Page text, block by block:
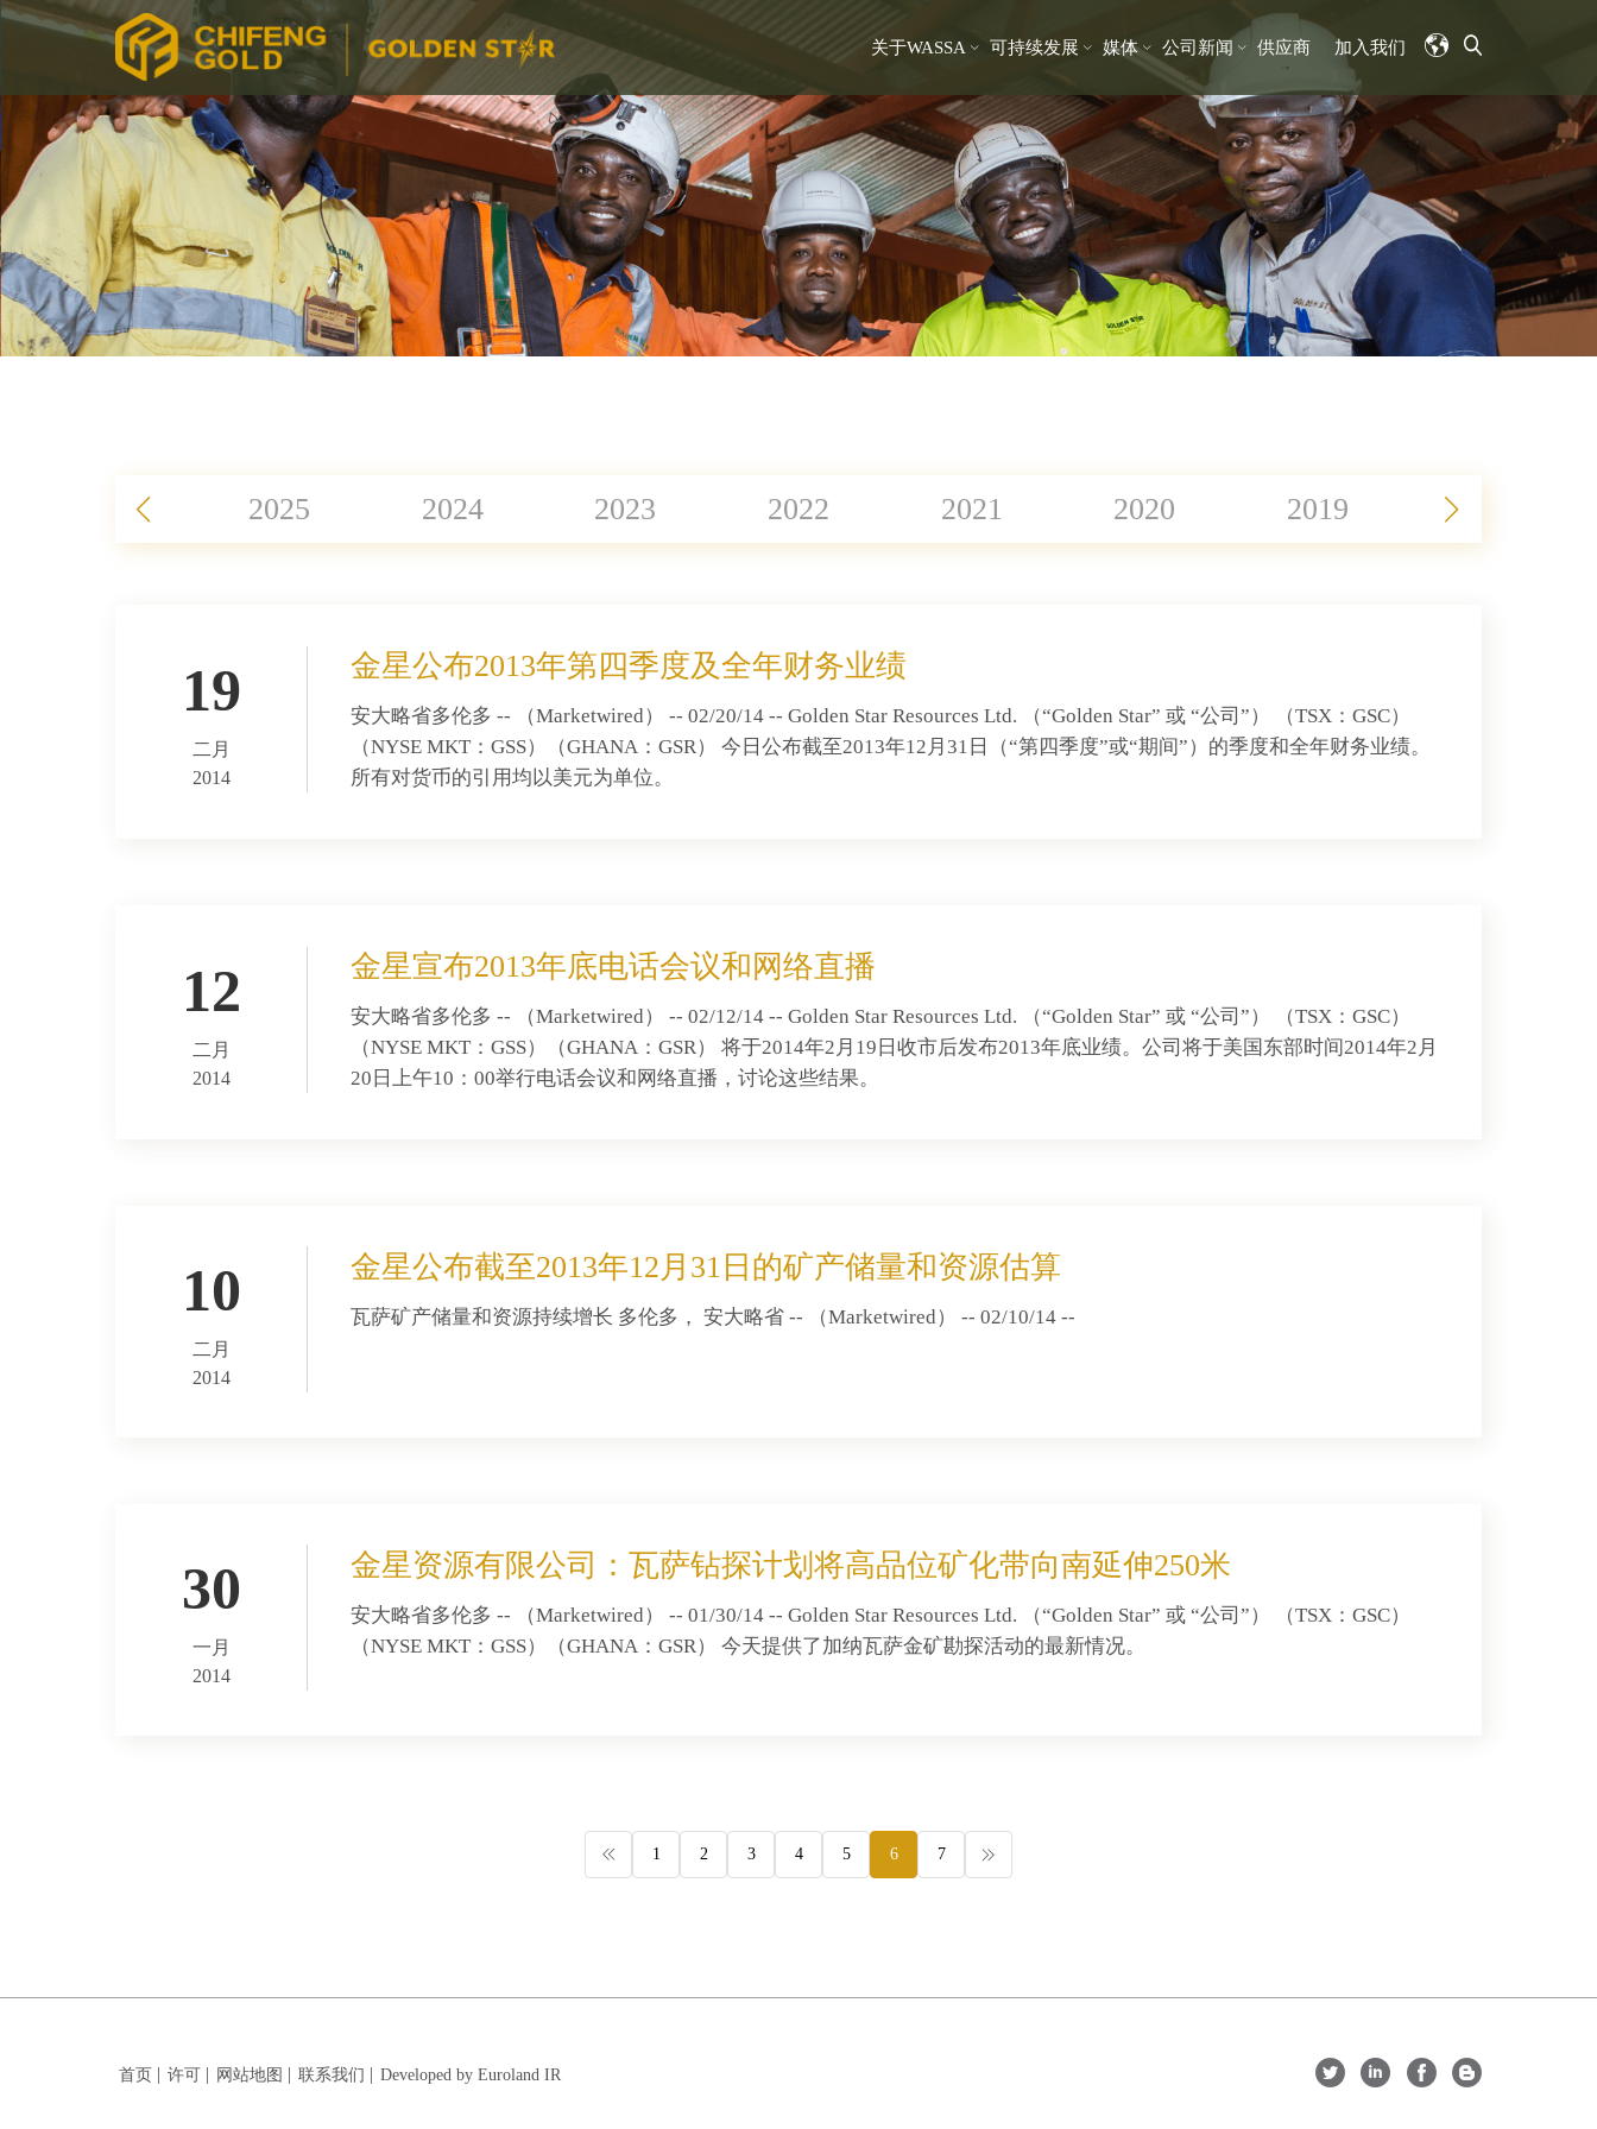
关于WASSA 可持续发展 媒体 公司新闻 供应商 加入我们
2025 2024 2023 2022 2021 2020 2019
19
二月
2014
金星公布2013年第四季度及全年财务业绩
安大略省多伦多 -- （Marketwired） -- 02/20/14 -- Golden Star Resources Ltd. （“Golden Star” 或 “公司”） （TSX：GSC）
（NYSE MKT：GSS）（GHANA：GSR） 今日公布截至2013年12月31日（“第四季度”或“期间”）的季度和全年财务业绩。
所有对货币的引用均以美元为单位。
12
二月
2014
金星宣布2013年底电话会议和网络直播
安大略省多伦多 -- （Marketwired） -- 02/12/14 -- Golden Star Resources Ltd. （“Golden Star” 或 “公司”） （TSX：GSC）
（NYSE MKT：GSS）（GHANA：GSR） 将于2014年2月19日收市后发布2013年底业绩。公司将于美国东部时间2014年2月
20日上午10：00举行电话会议和网络直播，讨论这些结果。
10
二月
2014
金星公布截至2013年12月31日的矿产储量和资源估算
瓦萨矿产储量和资源持续增长 多伦多， 安大略省 -- （Marketwired） -- 02/10/14 --
30
一月
2014
金星资源有限公司：瓦萨钻探计划将高品位矿化带向南延伸250米
安大略省多伦多 -- （Marketwired） -- 01/30/14 -- Golden Star Resources Ltd. （“Golden Star” 或 “公司”） （TSX：GSC）
（NYSE MKT：GSS）（GHANA：GSR） 今天提供了加纳瓦萨金矿勘探活动的最新情况。
1 2 3 4 5 6 7
首页 许可 网站地图 联系我们 Developed by Euroland IR